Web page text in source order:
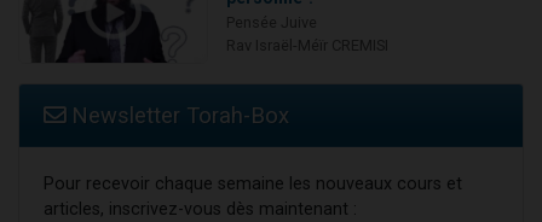
Newsletter Torah-Box
Pour recevoir chaque semaine les nouveaux cours et
articles, inscrivez-vous dès maintenant :